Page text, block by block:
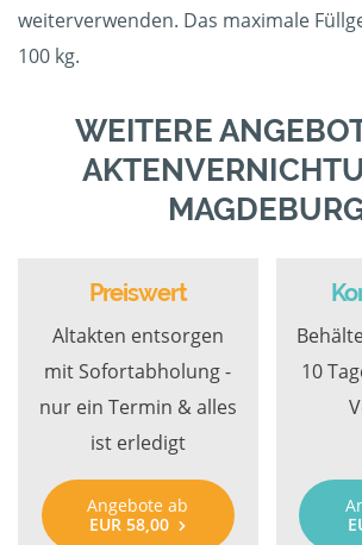
weiterverwenden. Das maximale
100 kg.
WEITERE
Preiswert
Altakten entsorgen
mit Sofortabholung -
nur ein Termin & alles
ist erledigt
Angebote ab
EUR 58,00
10